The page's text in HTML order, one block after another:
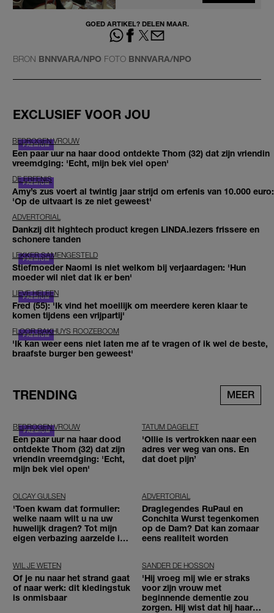
GOED ARTIKEL? DELEN MAAR.
BRON BNNVARA/NPO FOTO BNNVARA/NPO
EXCLUSIEF VOOR JOU
BEDROGEN VROUW
Een paar uur na haar dood ontdekte Thom (32) dat zijn vriendin
vreemdging: 'Echt, mijn bek viel open'
DE ERFENIS
Amy’s zus voert al twintig jaar strijd om erfenis van 10.000 euro:
'Op de uitvaart is ze niet geweest'
ADVERTORIAL
Dankzij dit hightech product kregen LINDA.lezers frissere en
schonere tanden
LEKKER SAMENGESTELD
Stiefmoeder Naomi is niet welkom bij verjaardagen: 'Hun
moeder wil niet dat ik er ben'
LIEVE HELEEN
Fred (55): 'Ik vind het moeilijk om meerdere keren klaar te
komen tijdens een vrijpartij'
FLOOR BAKHUYS ROOZEBOOM
'Ik kan weer eens niet laten me af te vragen of ik wel de beste,
braafste burger ben geweest'
TRENDING MEER
BEDROGEN VROUW
Een paar uur na haar dood
ontdekte Thom (32) dat zijn
vriendin vreemdging: 'Echt,
mijn bek viel open'
TATUM DAGELET
'Ollie is vertrokken naar een
adres ver weg van ons. En
dat doet pijn’
OLCAY GULSEN
'Toen kwam dat formulier:
welke naam wilt u na uw
huwelijk dragen? Tot mijn
eigen verbazing aarzelde ik
ADVERTORIAL
Draglegendes RuPaul en
Conchita Wurst tegenkomen
op de Dam? Dat kan zomaar
eens realiteit worden
WIL JE WETEN
Of je nu naar het strand gaat
of naar werk: dit kledingstuk
is onmisbaar
SANDER DE HOSSON
'Hij vroeg mij wie er straks
voor zijn vrouw met
beginnende dementie zou
zorgen. Hij wist dat hij haar